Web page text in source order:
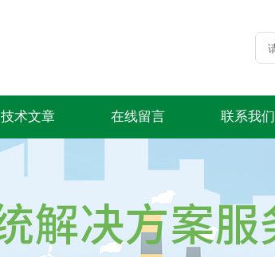
技术文章 在线留言 联系我们